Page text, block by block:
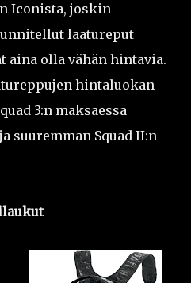
Iconista, joskin
laatureput
aina olla vähän hintavia.
hintaluokan
3:n maksaessa
suuremman Squad II:n